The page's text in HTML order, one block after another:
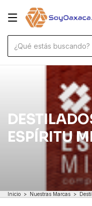
ESPÍRITU
Inicio > Nuestras Marcas >